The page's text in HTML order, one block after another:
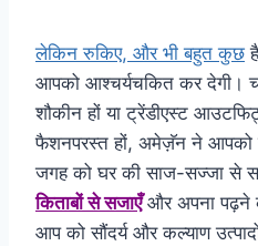
लेकिन रुकिए, और भी बहुत कुछ
आपको आश्चर्यचकित कर देगी।
शौकीन हों या ट्रेंडीएस्ट
फैशनपरस्त हों, अमेज़ॅन ने आपको
जगह को घर की साज-सज्जा से
किताबों से सजाएँऔर अपना पढ़ने
आप को सौंदर्य और कल्याण